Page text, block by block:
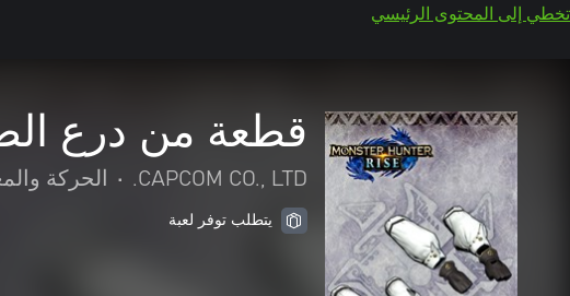
تخطي إلى المحتوى الرئيسي
قطعة من درع
CAPCOM CO., LTD.
• الحركة
يتطلب توفر لعبة